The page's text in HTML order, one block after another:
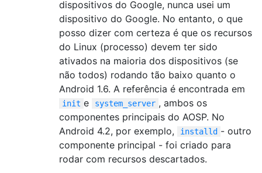
dispositivos do Google, nunca usei um
dispositivo do Google. No entanto, o que
posso dizer com certeza é que os recursos
do Linux (processo) devem ter sido
ativados na maioria dos dispositivos (se
não todos) rodando tão baixo quanto o
Android 1.6. A referência é encontrada em
init e system_server , ambos os
componentes principais do AOSP. No
Android 4.2, por exemplo,
installd - outro
componente principal - foi criado para
rodar com recursos descartados.